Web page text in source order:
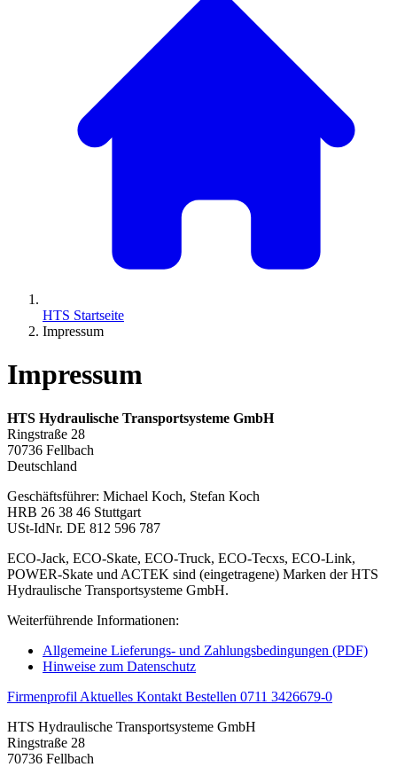
HTS Startseite
Impressum
Impressum
HTS Hydraulische Transportsysteme GmbH
Ringstraße 28
70736 Fellbach
Deutschland
Geschäftsführer: Michael Koch, Stefan Koch
HRB 26 38 46 Stuttgart
USt-IdNr. DE 812 596 787
ECO-Jack, ECO-Skate, ECO-Truck, ECO-Tecxs, ECO-Link,
POWER-Skate und ACTEK sind (eingetragene) Marken der HTS
Hydraulische Transportsysteme GmbH.
Weiterführende Informationen:
Allgemeine Lieferungs- und Zahlungsbedingungen (PDF)
Hinweise zum Datenschutz
Firmenprofil Aktuelles Kontakt Bestellen 0711 3426679-0
HTS Hydraulische Transportsysteme GmbH
Ringstraße 28
70736 Fellbach